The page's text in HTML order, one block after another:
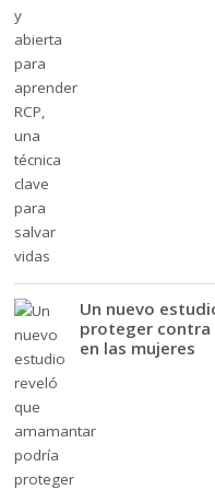
Un nuevo
proteger contra
en las mujeres